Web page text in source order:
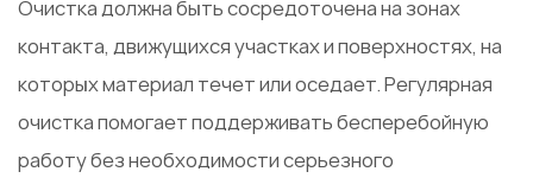
Очистка должна быть сосредоточена на зонах
контакта, движущихся участках и поверхностях, на
которых материал течет или оседает. Регулярная
очистка помогает поддерживать бесперебойную
работу без необходимости серьезного